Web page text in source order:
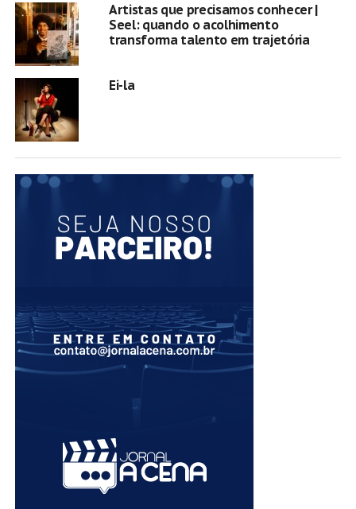
Artistas que precisamos conhecer |
Seel: quando o acolhimento
transforma talento em trajetória
Ei-la